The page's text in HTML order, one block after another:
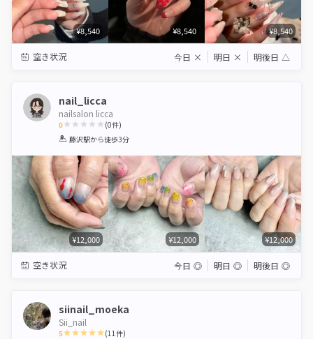
¥8,540 ¥8,540 ¥8,540
空き状況 今日 × 明日 × 明後日 △
nail_licca
nailsalon licca
0
1 2 3 4 5
(0件)
藤沢駅から徒歩3分
¥12,000 ¥12,000 ¥12,000
空き状況 今日 ◎ 明日 ◎ 明後日 ◎
siinail_moeka
Sii_nail
5 (11件)